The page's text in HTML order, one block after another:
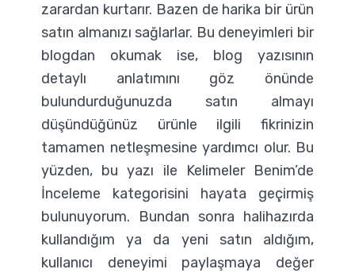
zarardan kurtarır. Bazen de harika bir ürün
satın almanızı sağlarlar. Bu deneyimleri bir
blogdan okumak ise, blog yazısının
detaylı anlatımını göz önünde
bulundurduğunuzda satın almayı
düşündüğünüz ürünle ilgili fikrinizin
tamamen netleşmesine yardımcı olur. Bu
yüzden, bu yazı ile Kelimeler Benim’de
İnceleme kategorisini hayata geçirmiş
bulunuyorum. Bundan sonra halihazırda
kullandığım ya da yeni satın aldığım,
kullanıcı deneyimi paylaşmaya değer